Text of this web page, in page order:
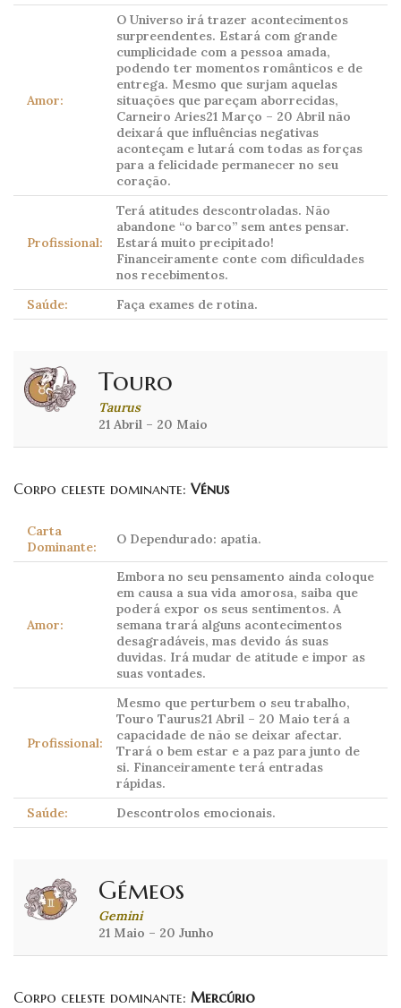
Amor:
O Universo irá trazer acontecimentos
surpreendentes. Estará com grande
cumplicidade com a pessoa amada,
podendo ter momentos românticos e de
entrega. Mesmo que surjam aquelas
situações que pareçam aborrecidas,
Carneiro Aries21 Março – 20 Abril não
deixará que influências negativas
aconteçam e lutará com todas as forças
para a felicidade permanecer no seu
coração.
Profissional:
Terá atitudes descontroladas. Não
abandone “o barco” sem antes pensar.
Estará muito precipitado!
Financeiramente conte com dificuldades
nos recebimentos.
Saúde:
Faça exames de rotina.
Touro
Taurus
21 Abril – 20 Maio
Corpo celeste dominante: Vénus
Carta
Dominante:
O Dependurado: apatia.
Amor:
Embora no seu pensamento ainda coloque
em causa a sua vida amorosa, saiba que
poderá expor os seus sentimentos. A
semana trará alguns acontecimentos
desagradáveis, mas devido ás suas
duvidas. Irá mudar de atitude e impor as
suas vontades.
Profissional:
Mesmo que perturbem o seu trabalho,
Touro Taurus21 Abril – 20 Maio terá a
capacidade de não se deixar afectar.
Trará o bem estar e a paz para junto de
si. Financeiramente terá entradas
rápidas.
Saúde:
Descontrolos emocionais.
Gémeos
Gemini
21 Maio – 20 Junho
Corpo celeste dominante: Mercúrio